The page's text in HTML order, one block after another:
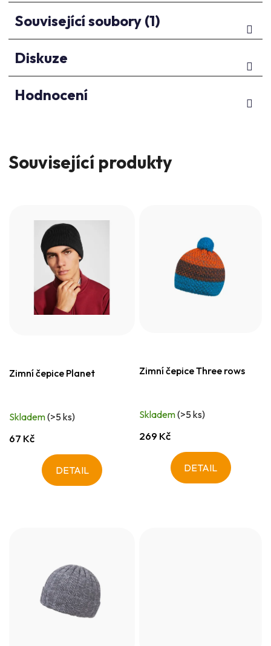
Související soubory (1)
Diskuze
Hodnocení
Související produkty
Zimní čepice Planet
Skladem(>5 ks)
67 Kč
DETAIL
Zimní čepice Three rows
Skladem(>5 ks)
269 Kč
DETAIL